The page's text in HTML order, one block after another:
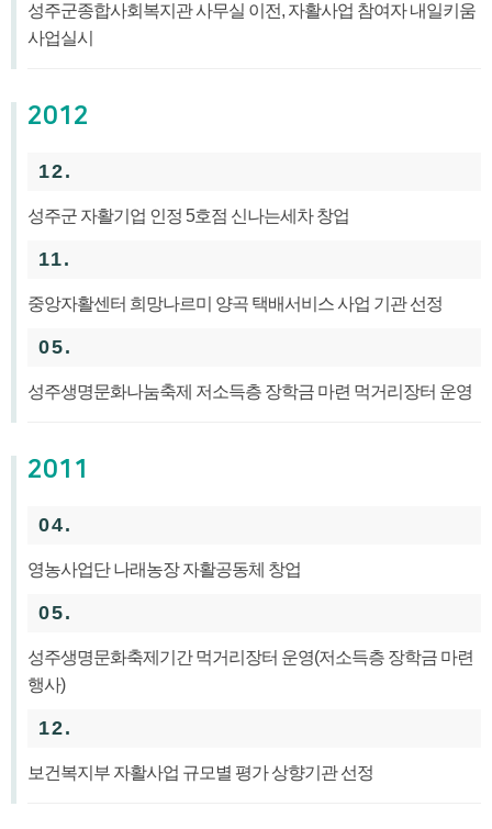
성주군종합사회복지관 사무실 이전, 자활사업 참여자 내일키움
사업실시
2012
12.
성주군 자활기업 인정 5호점 신나는세차 창업
11.
중앙자활센터 희망나르미 양곡 택배서비스 사업 기관 선정
05.
성주생명문화나눔축제 저소득층 장학금 마련 먹거리장터 운영
2011
04.
영농사업단 나래농장 자활공동체 창업
05.
성주생명문화축제기간 먹거리장터 운영(저소득층 장학금 마련
행사)
12.
보건복지부 자활사업 규모별 평가 상향기관 선정